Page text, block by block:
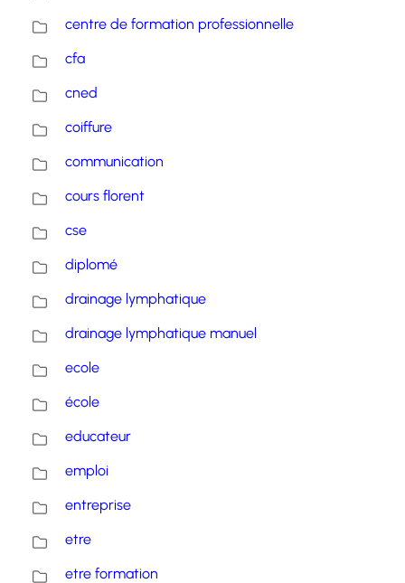
centre de formation professionnelle
cfa
cned
coiffure
communication
cours florent
cse
diplomé
drainage lymphatique
drainage lymphatique manuel
ecole
école
educateur
emploi
entreprise
etre
etre formation